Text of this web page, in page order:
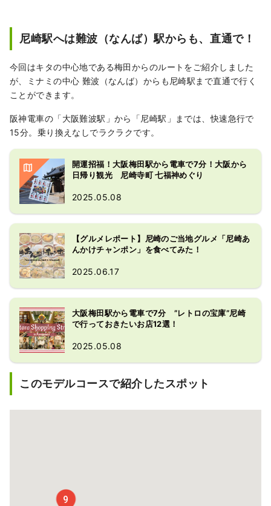
尼崎駅へは難波（なんば）駅からも、直通で！
今回はキタの中心地である梅田からのルートをご紹介しました
が、ミナミの中心 難波（なんば）からも尼崎駅まで直通で行く
ことができます。
阪神電車の「大阪難波駅」から「尼崎駅」までは、快速急行で
15分。乗り換えなしでラクラクです。
開運招福！大阪梅田駅から電車で7分！大阪から
日帰り観光 尼崎寺町 七福神めぐり
2025.05.08
【グルメレポート】尼崎のご当地グルメ「尼崎あ
んかけチャンポン」を食べてみた！
2025.06.17
大阪梅田駅から電車で7分 ”レトロの宝庫”尼崎
で行っておきたいお店12選！
2025.05.08
このモデルコースで紹介したスポット
9